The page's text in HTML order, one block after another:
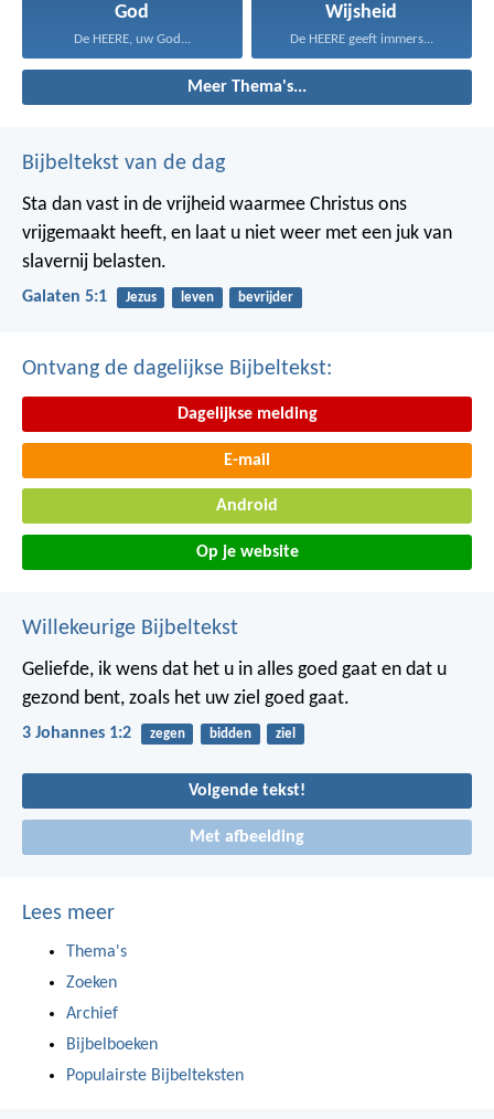
God
De HEERE, uw God...
Wijsheid
De HEERE geeft immers...
Meer Thema's...
Bijbeltekst van de dag
Sta dan vast in de vrijheid waarmee Christus ons
vrijgemaakt heeft, en laat u niet weer met een juk van
slavernij belasten.
Galaten 5:1 Jezus leven bevrijder
Ontvang de dagelijkse Bijbeltekst:
Dagelijkse melding
E-mail
Android
Op je website
Willekeurige Bijbeltekst
Geliefde, ik wens dat het u in alles goed gaat en dat u
gezond bent, zoals het uw ziel goed gaat.
3 Johannes 1:2 zegen bidden ziel
Volgende tekst!
Met afbeelding
Lees meer
Thema's
Zoeken
Archief
Bijbelboeken
Populairste Bijbelteksten